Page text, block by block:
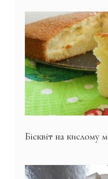
Бісквіт на кислому